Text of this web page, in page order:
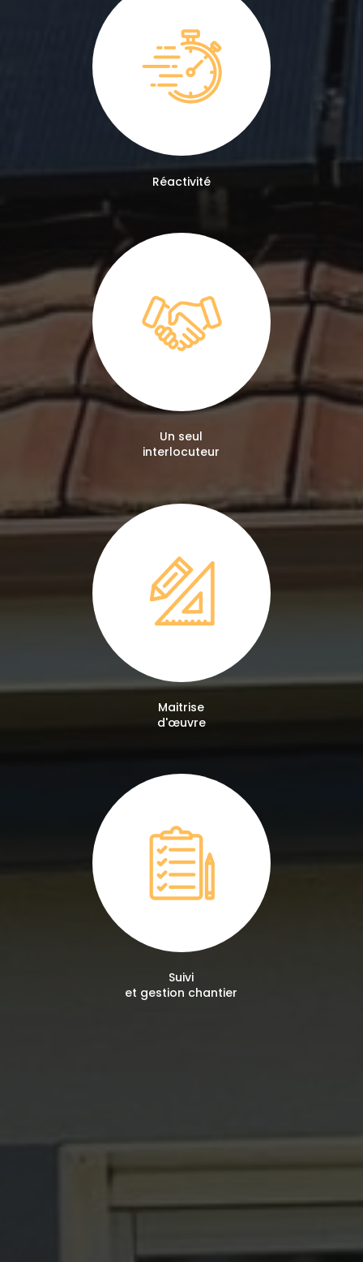
Réactivité
Un seul
interlocuteur
Maitrise
d'œuvre
Suivi
et gestion chantier